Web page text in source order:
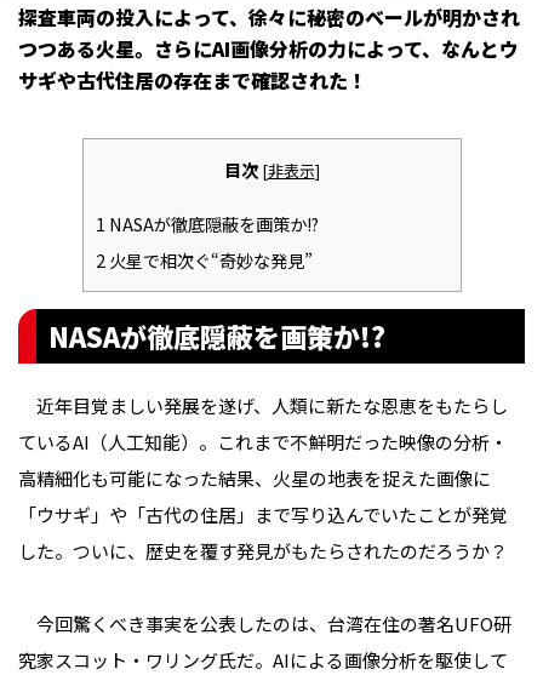
探査車両の投入によって、徐々に秘密のベールが明かされ
つつある火星。さらにAI画像分析の力によって、なんとウ
サギや古代住居の存在まで確認された！
目次 [非表示]
1 NASAが徹底隠蔽を画策か!?
2火星で相次ぐ“奇妙な発見”
NASAが徹底隠蔽を画策か!?
近年目覚ましい発展を遂げ、人類に新たな恩恵をもたらし
ているAI（人工知能）。これまで不鮮明だった映像の分析・
高精細化も可能になった結果、火星の地表を捉えた画像に
「ウサギ」や「古代の住居」まで写り込んでいたことが発覚
した。ついに、歴史を覆す発見がもたらされたのだろうか？
今回驚くべき事実を公表したのは、台湾在住の著名UFO研
究家スコット・ワリング氏だ。AIによる画像分析を駆使して